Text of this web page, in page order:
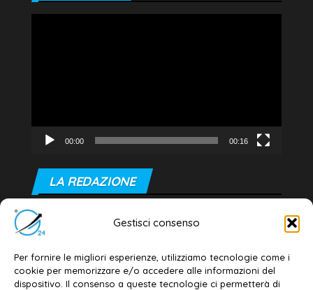
Gestisci consenso
Per fornire le migliori esperienze, utilizziamo tecnologie come i
cookie per memorizzare e/o accedere alle informazioni del
dispositivo. Il consenso a queste tecnologie ci permetterà di
00:00 00:16
LA REDAZIONE
Editore e direttore responsabile:
Dott. Daniele G. Masciullo
Email: redazione@galatina24.it
Contatti –Disclaimer